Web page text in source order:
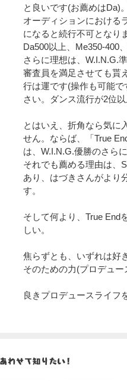
と良いです(お薦めはDa)
オーディションにおける
になると続行不可となり
Da500以上、Me350-400
さらに理想は、W.I.N.G.
審査員を満足させても貰
行は運です(操作も可能
さい。ダンス流行が2位
とはいえ、折角なら気に
せん。ならば、「True
は、W.I.N.G.優勝のさら
それでも薦める理由は、
あり、はづきさんがより
す。
そして何より、True End
しい。
焦らずとも、いずれは好
そのための力(プロデュー
良きプロデュースライフ